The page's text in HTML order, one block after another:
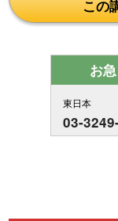
この
お
東日本
03-